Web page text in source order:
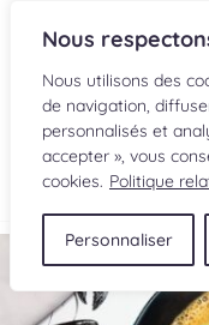
Nous
Nous utilisons des
de navigation,
personnalisés et
accepter », vous
cookies. Politique
Personnaliser